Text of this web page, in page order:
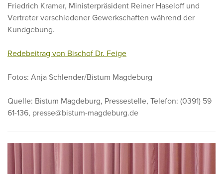
Friedrich Kramer, Ministerpräsident Reiner Haseloff und
Vertreter verschiedener Gewerkschaften während der
Kundgebung.
Redebeitrag von Bischof Dr. Feige
Fotos: Anja Schlender/Bistum Magdeburg
Quelle: Bistum Magdeburg, Pressestelle, Telefon: (0391) 59
61-136, presse@bistum-magdeburg.de